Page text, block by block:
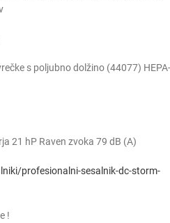
s poljubno dolžino (44077) HEPA-
21 hP Raven zvoka 79 dB (A)
profesionalni-sesalnik-dc-storm-
!